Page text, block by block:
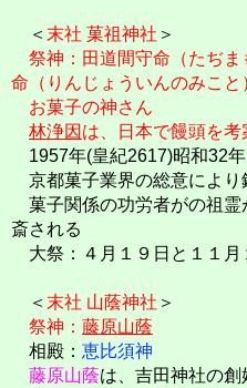
＜ 末社 菓祖神社 ＞
祭神：田道間守命（たぢ
命（りんじょういんのみこと
お菓子の神さん
林浄因 は、日本で饅頭を
1957年(皇紀2617)昭和32年
京都菓子業界の総意により
菓子関係の功労者がの祖霊
斎される
大祭：４月１９日と１１月
＜ 末社 山蔭神社 ＞
祭神： 藤原山蔭
相殿： 恵比須神
藤原山蔭は、吉田神社の創